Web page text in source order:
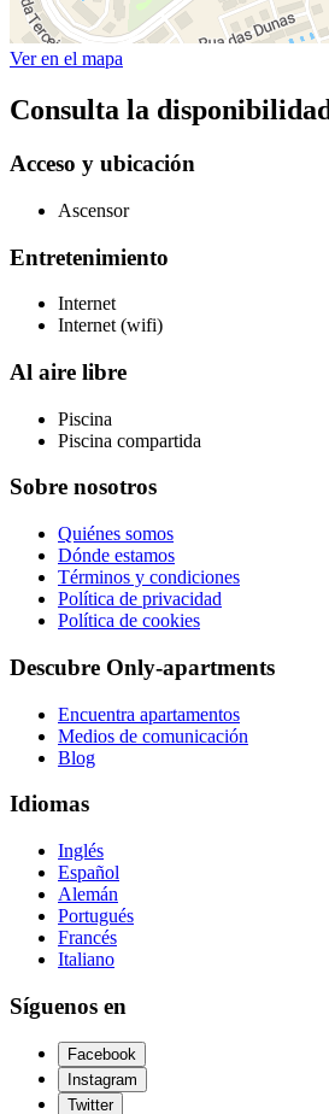
Ver en el mapa
Consulta la disponibilidad
Acceso y ubicación
Ascensor
Entretenimiento
Internet
Internet (wifi)
Al aire libre
Piscina
Piscina compartida
Sobre nosotros
Quiénes somos
Dónde estamos
Términos y condiciones
Política de privacidad
Política de cookies
Descubre Only-apartments
Encuentra apartamentos
Medios de comunicación
Blog
Idiomas
Inglés
Español
Alemán
Portugués
Francés
Italiano
Síguenos en
Facebook
Instagram
Twitter